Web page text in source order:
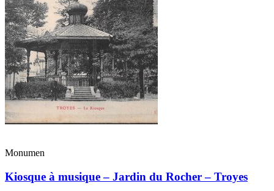
Monumen
Kiosque à musique – Jardin du Rocher – Troyes